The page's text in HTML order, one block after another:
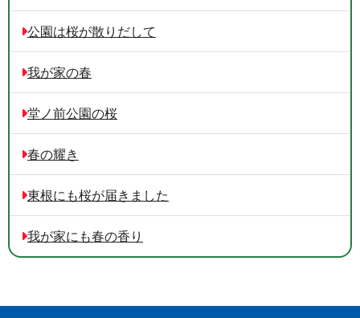
公園は桜が散りだして
我が家の春
堂ノ前公園の桜
春の耀き
東根にも桜が届きました
我が家にも春の香り